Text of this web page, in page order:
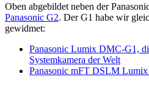
Oben abgebildet neben der
Panasonic G2. Der G1 habe wir
gewidmet:
Panasonic Lumix DMC-G1,
Systemkamera der Welt
Panasonic mFT DSLM